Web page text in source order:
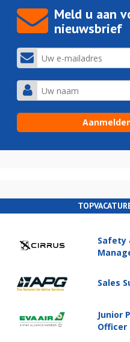
Meld u aan
nieuwsbrief
Safety
Sales
Junior
Officer